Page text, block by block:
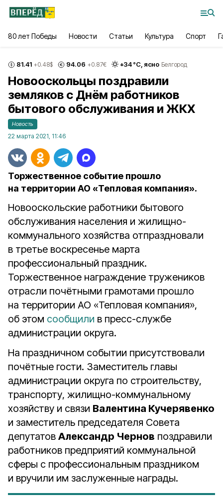
80 лет Победы Новости Статьи Культура Спорт
81.41 +0.48$ 94.06 +0.87€ +34°С, ясно Белгород
Новооскольцы поздравили
земляков с Днём работников
бытового обслуживания и ЖКХ
Новость
22 марта 2021, 11:46
Торжественное событие прошло
на территории АО «Тепловая компания».
Новооскольские работники бытового
обслуживания населения и жилищно-
коммунального хозяйства отпраздновали
в третье воскресенье марта
профессиональный праздник.
Торжественное награждение тружеников
отрасли почётными грамотами прошло
на территории АО «Тепловая компания»,
об этом сообщили в пресс-службе
администрации округа.
На праздничном событии присутствовали
почётные гости. Заместитель главы
администрации округа по строительству,
транспорту, жилищно-коммунальному
хозяйству и связи Валентина Кучерявенко
и заместитель председателя Совета
депутатов Александр Чернов поздравили
работников предприятий коммунальной
сферы с профессиональным праздником
и вручили им заслуженные награды.